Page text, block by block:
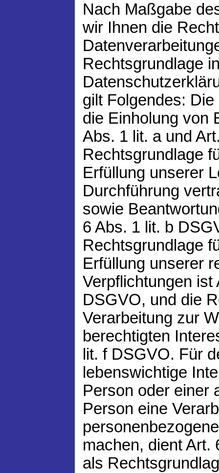
Nach Maßgabe
wir Ihnen die
Rechtsgrundlage
gilt Folgendes:
die Einholung von
Abs. 1 lit. a und
Rechtsgrundlage
Erfüllung unserer
Durchführung
sowie
6 Abs. 1 lit. b
Rechtsgrundlage
Erfüllung unserer
Verpflichtungen ist
DSGVO, und die
Verarbeitung zur
berechtigten
lit. f DSGVO. Für
lebenswichtige
Person oder einer
Person eine
machen, dient Art.
als